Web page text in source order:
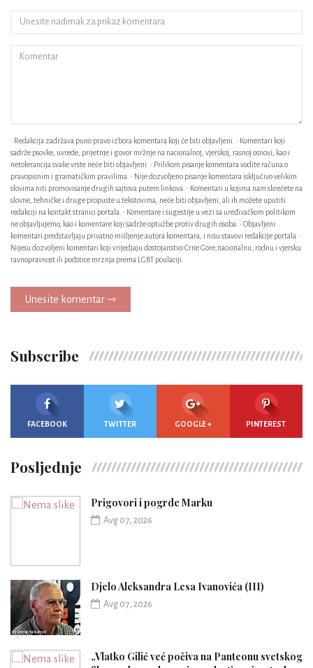
• Redakcija zadržava puno pravo izbora komentara koji će biti objavljeni. • Komentari koji
sadrže psovke, uvrede, prijetnje i govor mržnje na nacionalnoj, vjerskoj, rasnoj osnovi, kao i
netolerancija svake vrste neće biti objavljeni. • Prilikom pisanje komentara vodite računa o
pravopisnim i gramatičkim pravilima. • Nije dozvoljeno pisanje komentara isključivo velikim
slovima niti promovisanje drugih sajtova putem linkova. • Komentari u kojima nam skrećete na
slovne, tehničke i druge propuste u tekstovima, neće biti objavljeni, ali ih možete uputiti
redakciji na kontakt stranici portala. • Komentare i sugestije u vezi sa uređivačkom politikom
ne objavljujemo, kao i komentare koji sadrže optužbe protiv drugih osoba. • Objavljeni
komentari predstavljaju privatno mišljenje autora komentara, i nisu stavovi redakcije portala. •
Nijesu dozvoljeni komentari koji vrijedjaju dostojanstvo Crne Gore,nacionalnu ,rodnu i vjersku
ravnopravnost ili podstice mrznja prema LGBT poulaciji.
Unesite komentar ⇾
Subscribe
FACEBOOK TWITTER GOOGLE + PINTEREST
Posljednje
Prigovori i pogrde Marku
Avg 07, 2026
Djelo Aleksandra Lesa Ivanovića (III)
Avg 07, 2026
„Vlatko Gilić već počiva na Panteonu svetskog